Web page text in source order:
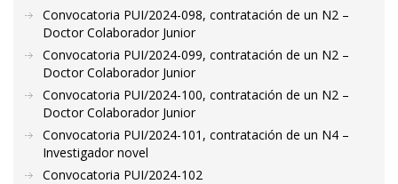
Convocatoria PUI/2024-098, contratación de un N2 –
Doctor Colaborador Junior
Convocatoria PUI/2024-099, contratación de un N2 –
Doctor Colaborador Junior
Convocatoria PUI/2024-100, contratación de un N2 –
Doctor Colaborador Junior
Convocatoria PUI/2024-101, contratación de un N4 –
Investigador novel
Convocatoria PUI/2024-102